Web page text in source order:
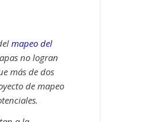
mapeo del
no logran
más de dos
de mapeo